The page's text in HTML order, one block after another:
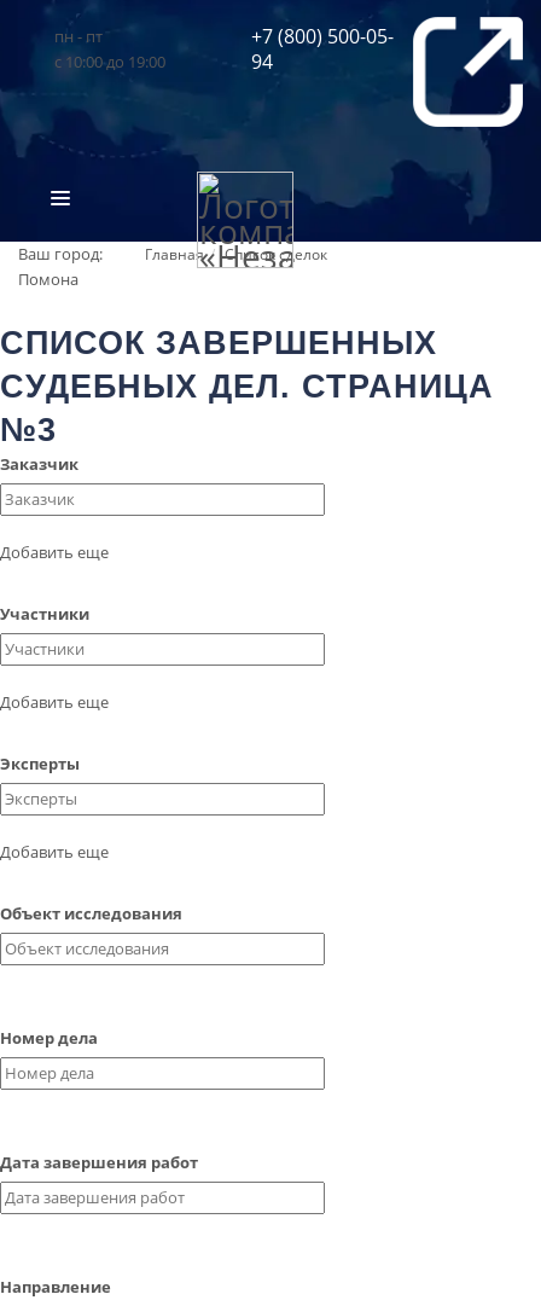
пн - пт
с 10:00 до 19:00
+7 (800) 500-05-
94
Ваш город:
Помона
ВИДЫ ЭКСПЕРТИЗ
ОБ ОРГАНИЗАЦИИ
ПРАЙС-ЛИСТ
КОНТАКТЫ
ВОПРОС-ОТВЕТ
Главная Список сделок
СПИСОК ЗАВЕРШЕННЫХ
СУДЕБНЫХ ДЕЛ. СТРАНИЦА
№3
Заказчик
Добавить еще
Участники
Добавить еще
Эксперты
Добавить еще
Объект исследования
Номер дела
Дата завершения работ
Направление